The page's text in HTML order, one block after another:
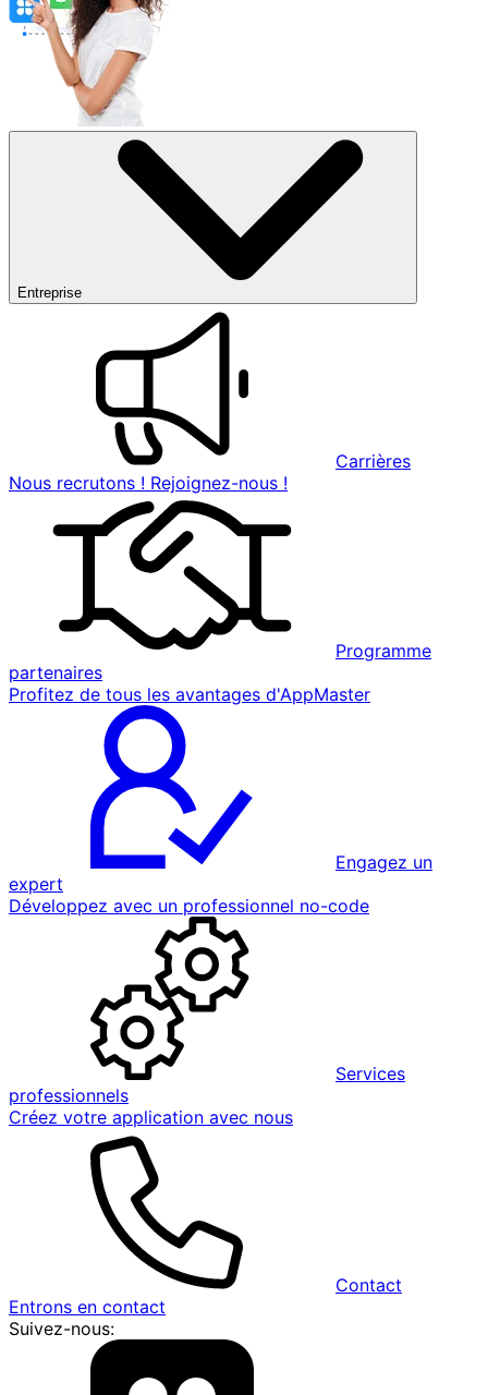
Entreprise
Carrières
Nous recrutons ! Rejoignez-nous !
Programme
partenaires
Profitez de tous les avantages d'AppMaster
Engagez un
expert
Développez avec un professionnel no-code
Services
professionnels
Créez votre application avec nous
Contact
Entrons en contact
Suivez-nous: